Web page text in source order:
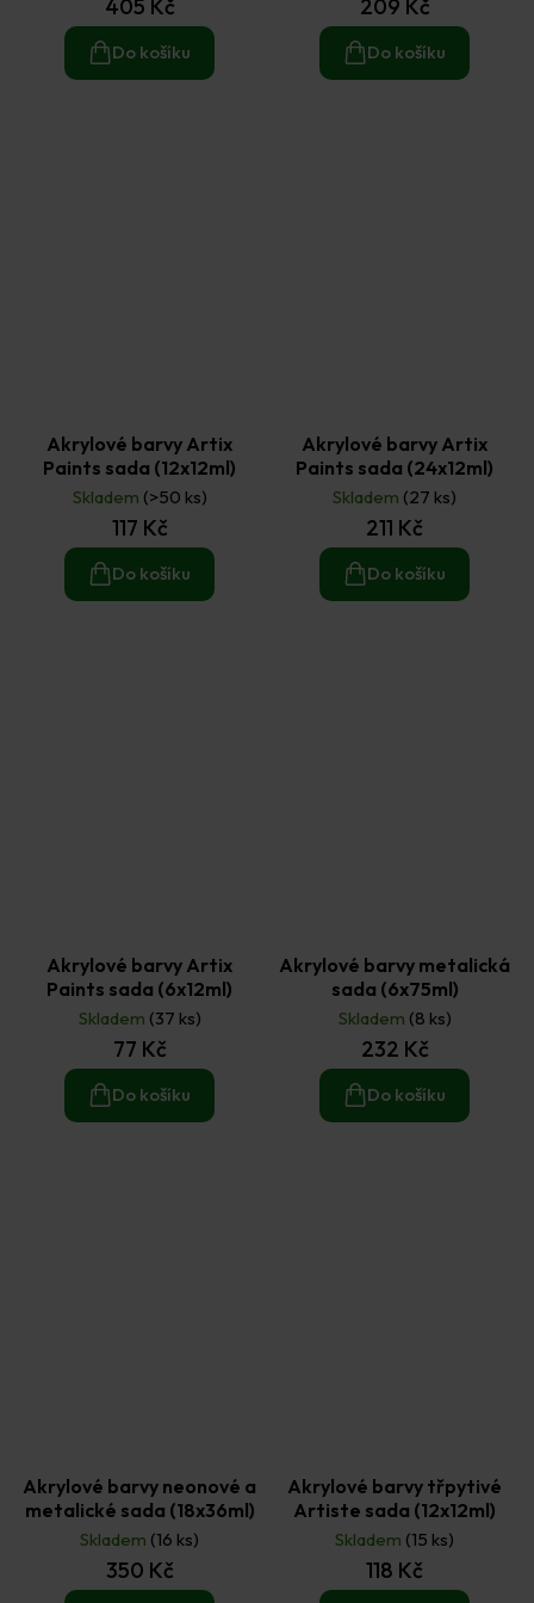
405 Kč
Do košíku
209 Kč
Do košíku
Akrylové barvy Artix
Paints sada (12x12ml)
Skladem (>50 ks)
117 Kč
Do košíku
Akrylové barvy Artix
Paints sada (24x12ml)
Skladem (27 ks)
211 Kč
Do košíku
Akrylové barvy Artix
Paints sada (6x12ml)
Skladem (37 ks)
77 Kč
Do košíku
Akrylové barvy metalická
sada (6x75ml)
Skladem (8 ks)
232 Kč
Do košíku
Akrylové barvy neonové a
metalické sada (18x36ml)
Skladem (16 ks)
350 Kč
Akrylové barvy třpytivé
Artiste sada (12x12ml)
Skladem (15 ks)
118 Kč